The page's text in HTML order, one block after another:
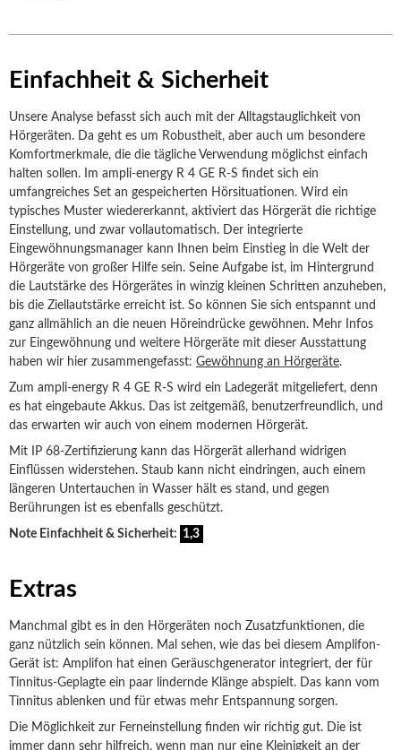
Einfachheit & Sicherheit
Unsere Analyse befasst sich auch mit der Alltagstauglichkeit von
Hörgeräten. Da geht es um Robustheit, aber auch um besondere
Komfortmerkmale, die die tägliche Verwendung möglichst einfach
halten sollen. Im ampli-energy R 4 GE R-S findet sich ein
umfangreiches Set an gespeicherten Hörsituationen. Wird ein
typisches Muster wiedererkannt, aktiviert das Hörgerät die richtige
Einstellung, und zwar vollautomatisch. Der integrierte
Eingewöhnungsmanager kann Ihnen beim Einstieg in die Welt der
Hörgeräte von großer Hilfe sein. Seine Aufgabe ist, im Hintergrund
die Lautstärke des Hörgerätes in winzig kleinen Schritten anzuheben,
bis die Ziellautstärke erreicht ist. So können Sie sich entspannt und
ganz allmählich an die neuen Höreindrücke gewöhnen. Mehr Infos
zur Eingewöhnung und weitere Hörgeräte mit dieser Ausstattung
haben wir hier zusammengefasst: Gewöhnung an Hörgeräte.
Zum ampli-energy R 4 GE R-S wird ein Ladegerät mitgeliefert, denn
es hat eingebaute Akkus. Das ist zeitgemäß, benutzerfreundlich, und
das erwarten wir auch von einem modernen Hörgerät.
Mit IP 68-Zertifizierung kann das Hörgerät allerhand widrigen
Einflüssen widerstehen. Staub kann nicht eindringen, auch einem
längeren Untertauchen in Wasser hält es stand, und gegen
Berührungen ist es ebenfalls geschützt.
Note Einfachheit & Sicherheit: 1,3
Extras
Manchmal gibt es in den Hörgeräten noch Zusatzfunktionen, die
ganz nützlich sein können. Mal sehen, wie das bei diesem Amplifon-
Gerät ist: Amplifon hat einen Geräuschgenerator integriert, der für
Tinnitus-Geplagte ein paar lindernde Klänge abspielt. Das kann vom
Tinnitus ablenken und für etwas mehr Entspannung sorgen.
Die Möglichkeit zur Ferneinstellung finden wir richtig gut. Die ist
immer dann sehr hilfreich, wenn man nur eine Kleinigkeit an der